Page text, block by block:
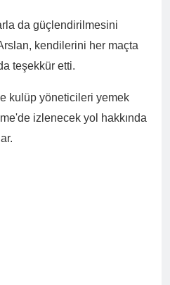
da güçlendirilmesini
kendilerini her maçta
teşekkür etti.
kulüp yöneticileri yemek
izlenecek yol hakkında